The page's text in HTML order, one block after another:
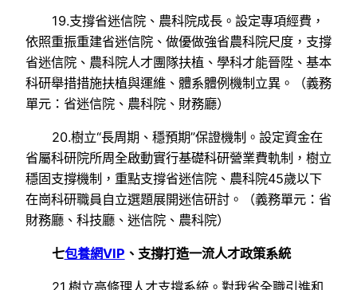
19.支撐省迷信院、農科院成長。設定專項經費，
依照重振重建省迷信院、做優做強省農科院尺度，支撐
省迷信院、農科院人才團隊扶植、學科才能晉陞、基本
科研舉措措施扶植與運維、體系體例機制立異。（義務
單元：省迷信院、農科院、財務廳）
20.樹立“長周期、穩預期”保證機制。設定資金在
省屬科研院所周全啟動實行基礎科研營業費軌制，樹立
穩固支撐機制，重點支撐省迷信院、農科院45歲以下
在崗科研職員自立選題展開迷信研討。（義務單元：省
財務廳、科技廳、迷信院、農科院）
七包養網VIP 、支撐打造一流人才政策系統